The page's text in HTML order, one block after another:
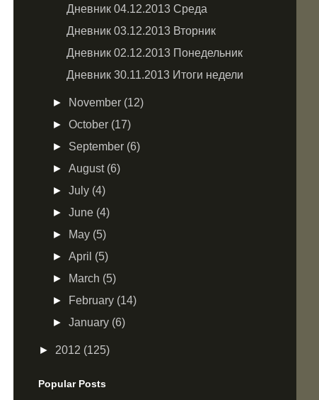
Дневник 04.12.2013 Среда
Дневник 03.12.2013 Вторник
Дневник 02.12.2013 Понедельник
Дневник 30.11.2013 Итоги недели
► November (12)
►October (17)
► September (6)
►August (6)
►July (4)
►June (4)
►
May (5)
►April (5)
►
March (5)
►
February (14)
►January (6)
► 2012 (125)
Popular Posts